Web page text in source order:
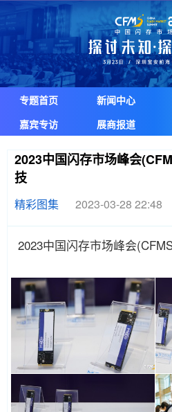
专题首页 新闻中心
嘉宾专访
展商报道
2023中国闪存市场峰会
技
精彩图集 2023-03-28 22:48
2023中国闪存市场峰会